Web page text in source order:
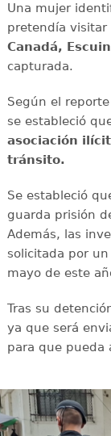
Una mujer
pretendía
Canadá,
capturada.
Según el
se estableció
asociación
tránsito.
Se estableció
guarda prisión
Además, las
solicitada por
mayo de este
Tras su
ya que será
para que pueda